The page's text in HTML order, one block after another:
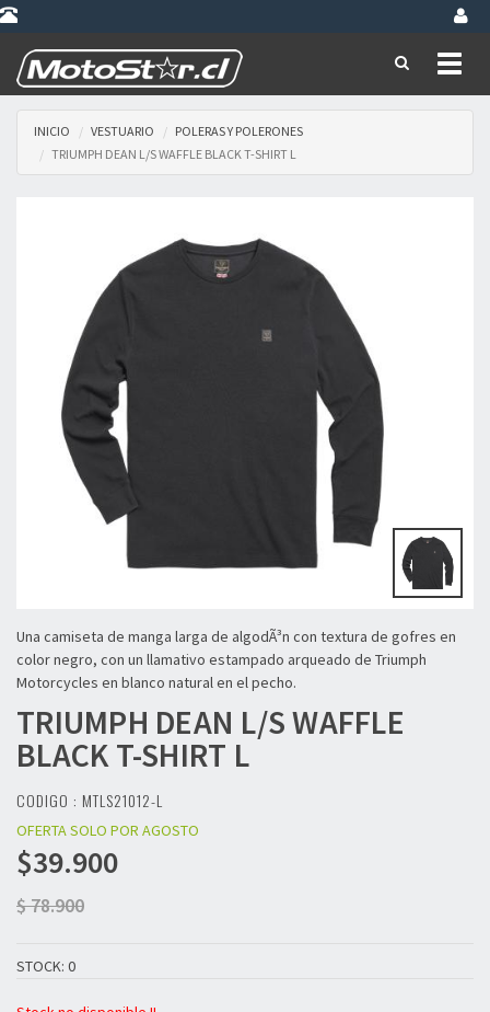
INICIO VESTUARIO
POLERAS Y POLERONES
TRIUMPH DEAN L/S WAFFLE BLACK T-SHIRT L
Una camiseta de manga larga de algodÃ³n con textura de gofres en
color negro, con un llamativo estampado arqueado de Triumph
Motorcycles en blanco natural en el pecho.
TRIUMPH DEAN L/S WAFFLE
BLACK T-SHIRT L
CODIGO : MTLS21012-L
OFERTA SOLO POR AGOSTO
$39.900
$ 78.900
STOCK: 0